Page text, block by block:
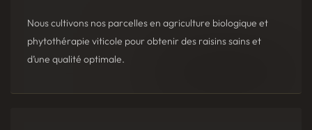
Nous cultivons nos parcelles en agriculture biologique et
phytothérapie viticole pour obtenir des raisins sains et
d’une qualité optimale.